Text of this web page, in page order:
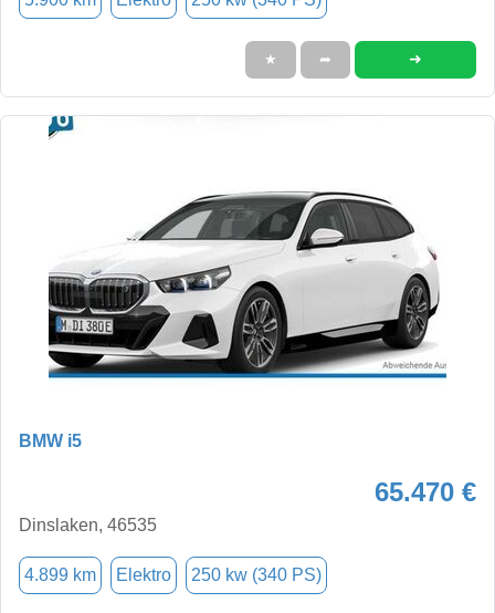
★ ➦ ➜
BMW i5
65.470 €
Dinslaken, 46535
4.899 km Elektro 250 kw (340 PS)